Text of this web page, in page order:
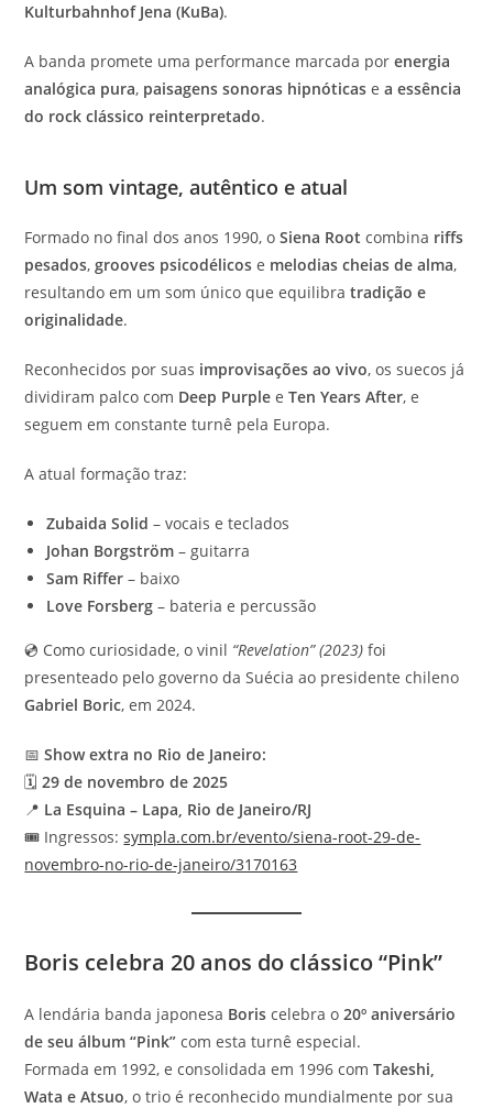
Kulturbahnhof Jena (KuBa).
A banda promete uma performance marcada porenergia
analógica pura, paisagens sonoras hipnóticas ea essência
do rock clássico reinterpretado.
Um som vintage, autêntico e atual
Formado no final dos anos 1990, oSiena Root combina riffs
pesados,grooves psicodélicos e melodias cheias de alma,
resultando em um som único que equilibratradição e
originalidade.
Reconhecidos por suas improvisações ao vivo, os suecos já
dividiram palco com Deep Purple eTen Years After, e
seguem em constante turnê pela Europa.
A atual formação traz:
Zubaida Solid – vocais e teclados
Johan Borgström – guitarra
Sam Riffer – baixo
Love Forsberg – bateria e percussão
💿 Como curiosidade, o vinil “Revelation” (2023) foi
presenteado pelo governo da Suécia ao presidente chileno
Gabriel Boric, em 2024.
📅Show extra no Rio de Janeiro:
🗓️29 de novembro de 2025
📍 La Esquina – Lapa, Rio de Janeiro/RJ
🎟️ Ingressos:sympla.com.br/evento/siena-root-29-de-
novembro-no-rio-de-janeiro/3170163
Boris celebra 20 anos do clássico “Pink”
A lendária banda japonesa Boris celebra o20º aniversário
de seu álbum “Pink” com esta turnê especial.
Formada em 1992, e consolidada em 1996 comTakeshi,
Wata e Atsuo, o trio é reconhecido mundialmente por sua